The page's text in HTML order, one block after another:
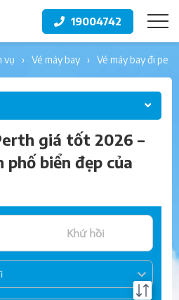
19004742
vụ vé máy bay vé máy bay đi
giá tốt 2026 –
phố biển đẹp của
Khứ hồi